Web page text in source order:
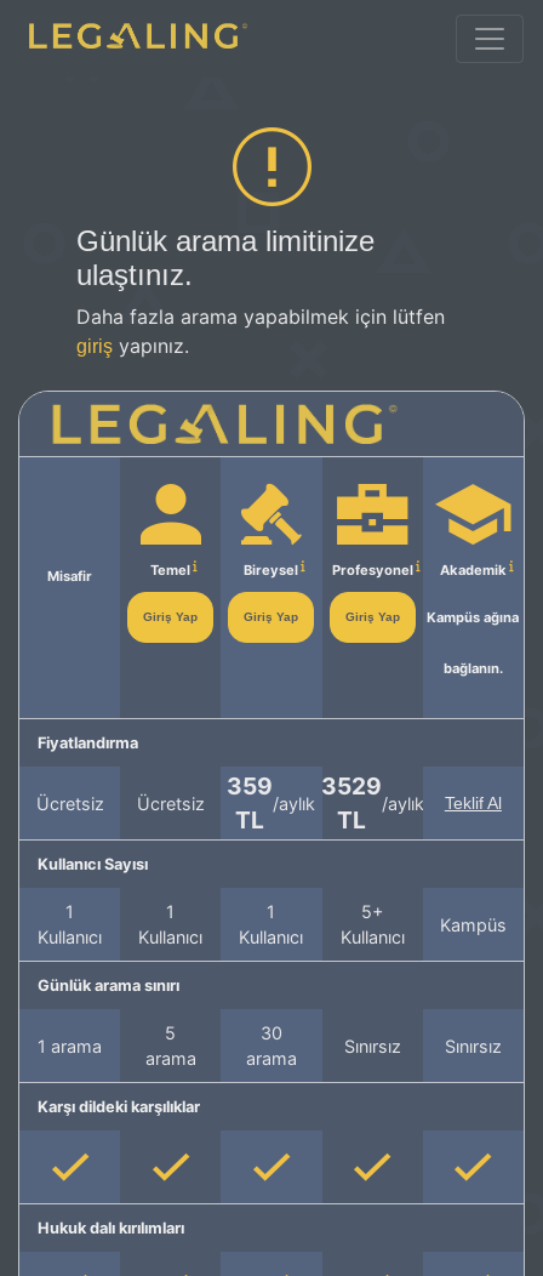
Günlük arama limitinize
ulaştınız.
Daha fazla arama yapabilmek için lütfen
giriş yapınız.
Misafir Temel
Giriş Yap
Bireysel
Giriş Yap
Profesyonel
Giriş Yap
Akademik
Kampüs ağına
bağlanın.
Fiyatlandırma
Ücretsiz Ücretsiz
359
TL
/aylık
3529
TL
/aylık Teklif Al
Kullanıcı Sayısı
1
Kullanıcı
1
Kullanıcı
1
Kullanıcı
5+
Kullanıcı
Kampüs
Günlük arama sınırı
1 arama
5
arama
30
arama
Sınırsız Sınırsız
Karşı dildeki karşılıklar
Hukuk dalı kırılımları